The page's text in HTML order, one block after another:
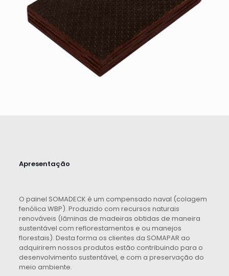
Apresentação
O painel SOMADECK é um compensado naval (colagem
fenólica WBP). Produzido com recursos naturais
renováveis (lâminas de madeiras obtidas de maneira
sustentável com reflorestamentos e ou manejos
florestais). Desta forma os clientes da SOMAPAR ao
adquirirem nossos produtos estão contribuindo para o
desenvolvimento sustentável, e com a preservação do
meio ambiente.